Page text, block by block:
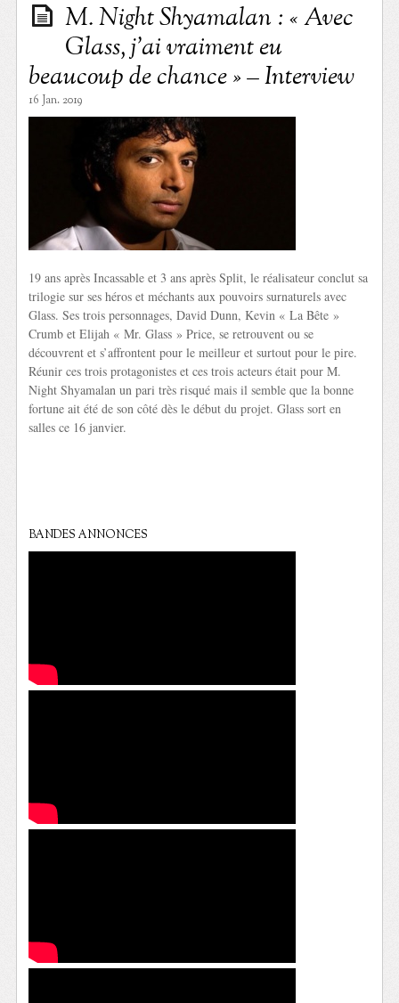
M. Night Shyamalan : « Avec
Glass, j’ai vraiment eu
beaucoup de chance » – Interview
16 Jan. 2019
19 ans après Incassable et 3 ans après Split, le réalisateur conclut sa
trilogie sur ses héros et méchants aux pouvoirs surnaturels avec
Glass. Ses trois personnages, David Dunn, Kevin « La Bête »
Crumb et Elijah « Mr. Glass » Price, se retrouvent ou se
découvrent et s’affrontent pour le meilleur et surtout pour le pire.
Réunir ces trois protagonistes et ces trois acteurs était pour M.
Night Shyamalan un pari très risqué mais il semble que la bonne
fortune ait été de son côté dès le début du projet. Glass sort en
salles ce 16 janvier.
BANDES ANNONCES